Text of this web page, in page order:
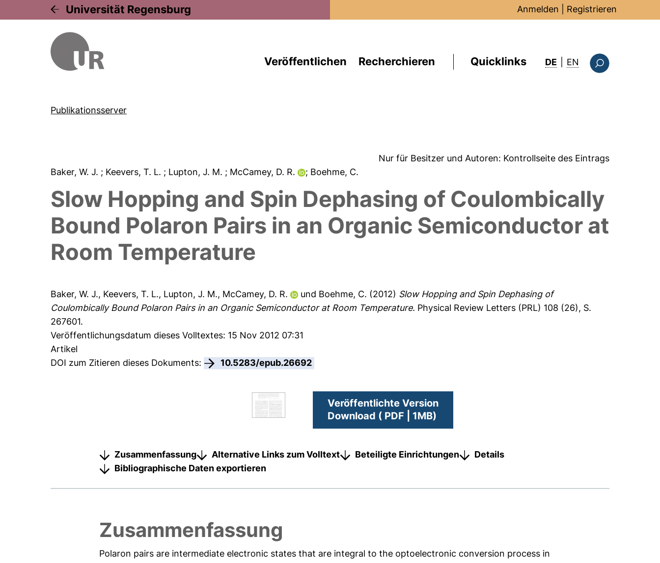
Universität Regensburg Anmelden Registrieren
Veröffentlichen Recherchieren Quicklinks DE EN : this page in
Publikationsserver
Nur für Besitzer und Autoren: Kontrollseite des Eintrags
Baker, W. J. ; Keevers, T. L. ; Lupton, J. M. ; McCamey, D. R. ; Boehme, C.
Slow Hopping and Spin Dephasing of Coulombically
Bound Polaron Pairs in an Organic Semiconductor at
Room Temperature
Baker, W. J., Keevers, T. L., Lupton, J. M., McCamey, D. R. und Boehme, C. (2012) Slow Hopping and Spin Dephasing of
Coulombically Bound Polaron Pairs in an Organic Semiconductor at Room Temperature. Physical Review Letters (PRL) 108 (26), S.
267601.
Veröffentlichungsdatum dieses Volltextes: 15 Nov 2012 07:31
Artikel
DOI zum Zitieren dieses Dokuments:
10.5283/epub.26692
Veröffentlichte Version
Download ( PDF | 1MB)
Zusammenfassung Alternative Links zum Volltext Beteiligte Einrichtungen
Details
Bibliographische Daten exportieren
Zusammenfassung
Polaron pairs are intermediate electronic states that are integral to the optoelectronic conversion process in